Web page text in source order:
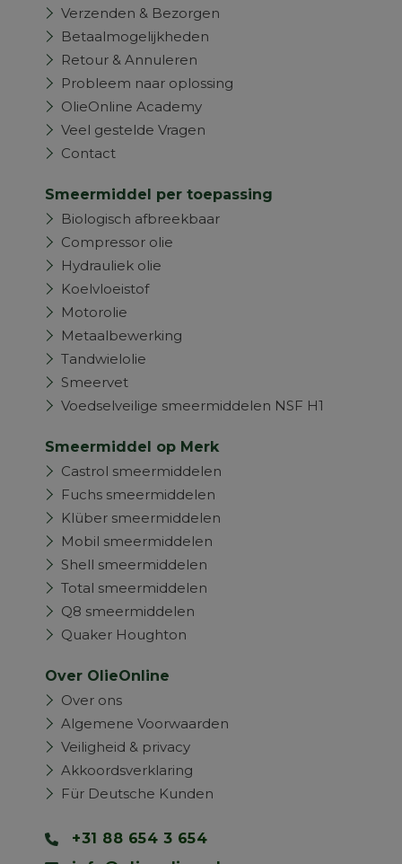
Verzenden & Bezorgen
Betaalmogelijkheden
Retour & Annuleren
Probleem naar oplossing
OlieOnline Academy
Veel gestelde Vragen
Contact
Smeermiddel per toepassing
Biologisch afbreekbaar
Compressor olie
Hydrauliek olie
Koelvloeistof
Motorolie
Metaalbewerking
Tandwielolie
Smeervet
Voedselveilige smeermiddelen NSF H1
Smeermiddel op Merk
Castrol smeermiddelen
Fuchs smeermiddelen
Klüber smeermiddelen
Mobil smeermiddelen
Shell smeermiddelen
Total smeermiddelen
Q8 smeermiddelen
Quaker Houghton
Over OlieOnline
Over ons
Algemene Voorwaarden
Veiligheid & privacy
Akkoordsverklaring
Für Deutsche Kunden
+31 88 654 3 654